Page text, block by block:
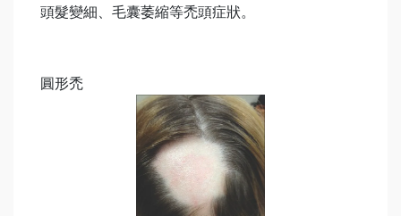
頭髮變細、毛囊萎縮等禿頭症狀。
圓形禿